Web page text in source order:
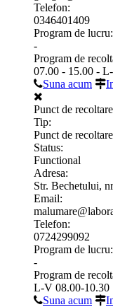
Telefon:
0346401409
Program de lucru:
-
Program de
07.00 - 15.00 -
Suna acum
Punct de
Tip:
Punct de recoltare
Status:
Functional
Adresa:
Str. Bechetului,
Email:
Telefon:
0724299092
Program de lucru:
-
Program de
L-V 08.00-10.30
Suna acum